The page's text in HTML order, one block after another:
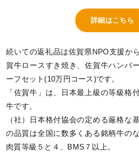
詳細はこちら
続いての返礼品は佐賀県NPO支援か
賀牛ロースすき焼き、佐賀牛ハンバ
ーフセット(10万円コース)です。
「佐賀牛」は、日本最上級の等級格
牛です。
（社）日本格付協会の定める厳格な
の品質は全国に数多くある銘柄牛の
肉質等級５と４、BMS７以上。